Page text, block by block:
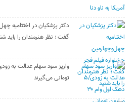
دکتر پزشکیان در اختتامیه
گفت ؛ نظر هنرمندان را باید
تومانی می‌گیرند